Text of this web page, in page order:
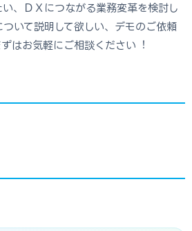
、ＤＸにつながる業務変革を検討し
いて説明して欲しい、デモのご依頼
はお気軽にご相談ください︕